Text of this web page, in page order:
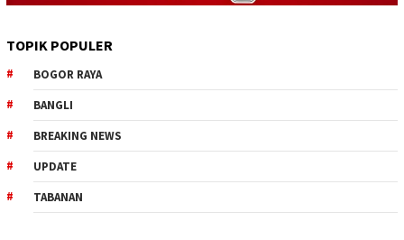
TOPIK POPULER
BOGOR RAYA
BANGLI
BREAKING NEWS
UPDATE
TABANAN